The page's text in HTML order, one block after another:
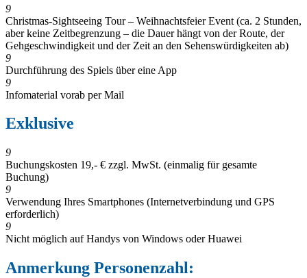
9
Christmas-Sightseeing Tour – Weihnachtsfeier Event (ca. 2 Stunden,
aber keine Zeitbegrenzung – die Dauer hängt von der Route, der
Gehgeschwindigkeit und der Zeit an den Sehenswürdigkeiten ab)
9
Durchführung des Spiels über eine App
9
Infomaterial vorab per Mail
Exklusive
9
Buchungskosten 19,- € zzgl. MwSt. (einmalig für gesamte
Buchung)
9
Verwendung Ihres Smartphones (Internetverbindung und GPS
erforderlich)
9
Nicht möglich auf Handys von Windows oder Huawei
Anmerkung Personenzahl: